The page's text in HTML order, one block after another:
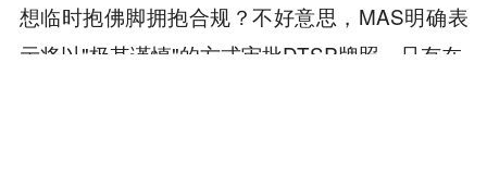
想临时抱佛脚拥抱合规？不好意思，MAS明确表
示将以"极其谨慎"的方式审批DTSP牌照，只有在